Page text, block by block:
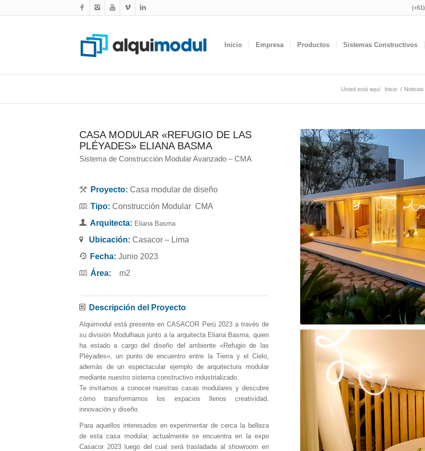
(+51)
Inicio Empresa Productos Sistemas Constructivos
Usted está aquí: Inicio / Noticias
CASA MODULAR «REFUGIO DE LAS
PLÉYADES» ELIANA BASMA
Sistema de Construcción Modular Avanzado – CMA
Proyecto: Casa modular de diseño
Tipo: Construcción Modular CMA
Arquitecta: Eliana Basma
Ubicación: Casacor – Lima
Fecha: Junio 2023
Área:
m2
Descripción del Proyecto
Alquimodul está presente en CASACOR Perú 2023 a través de
su división Modulhaus junto a la arquitecta Eliana Basma, quien
ha estado a cargo del diseño del ambiente «Refugio de las
Pléyades», un punto de encuentro entre la Tierra y el Cielo,
además de un espectacular ejemplo de arquitectura modular
mediante nuestro sistema constructivo industrializado.
Te invitamos a conocer nuestras casas modulares y descubre
cómo transformamos los espacios llenos creatividad,
innovación y diseño.
Para aquellos interesados en experimentar de cerca la belleza
de esta casa modular, actualmente se encuentra en la expo
Casacor 2023 luego del cual será trasladada al showroom en